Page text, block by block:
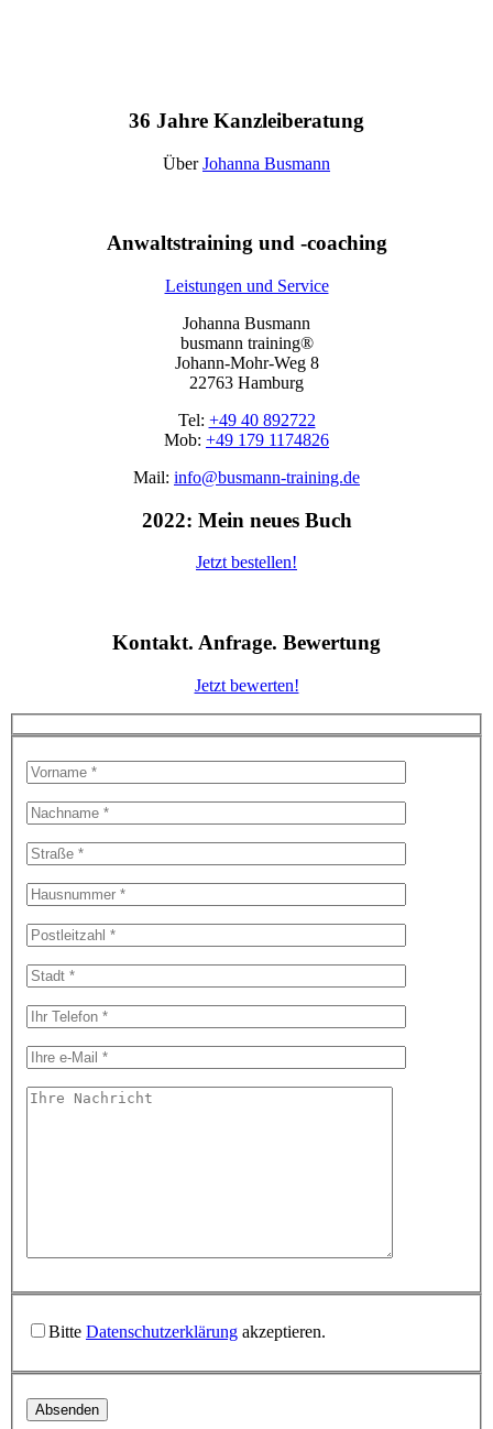
36 Jahre Kanzleiberatung
ÜberJohanna Busmann
Anwaltstraining und -coaching
Leistungen und Service
Johanna Busmann
busmann training®
Johann-Mohr-Weg 8
22763 Hamburg
Tel: +49 40 892722
Mob: +49 179 1174826
Mail: info@busmann-training.de
2022: Mein neues Buch
Jetzt bestellen!
Kontakt. Anfrage. Bewertung
Jetzt bewerten!
Bitte Datenschutzerklärung akzeptieren.